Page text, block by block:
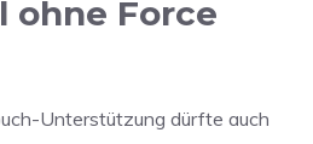
ohne Force
Unterstützung dürfte auch